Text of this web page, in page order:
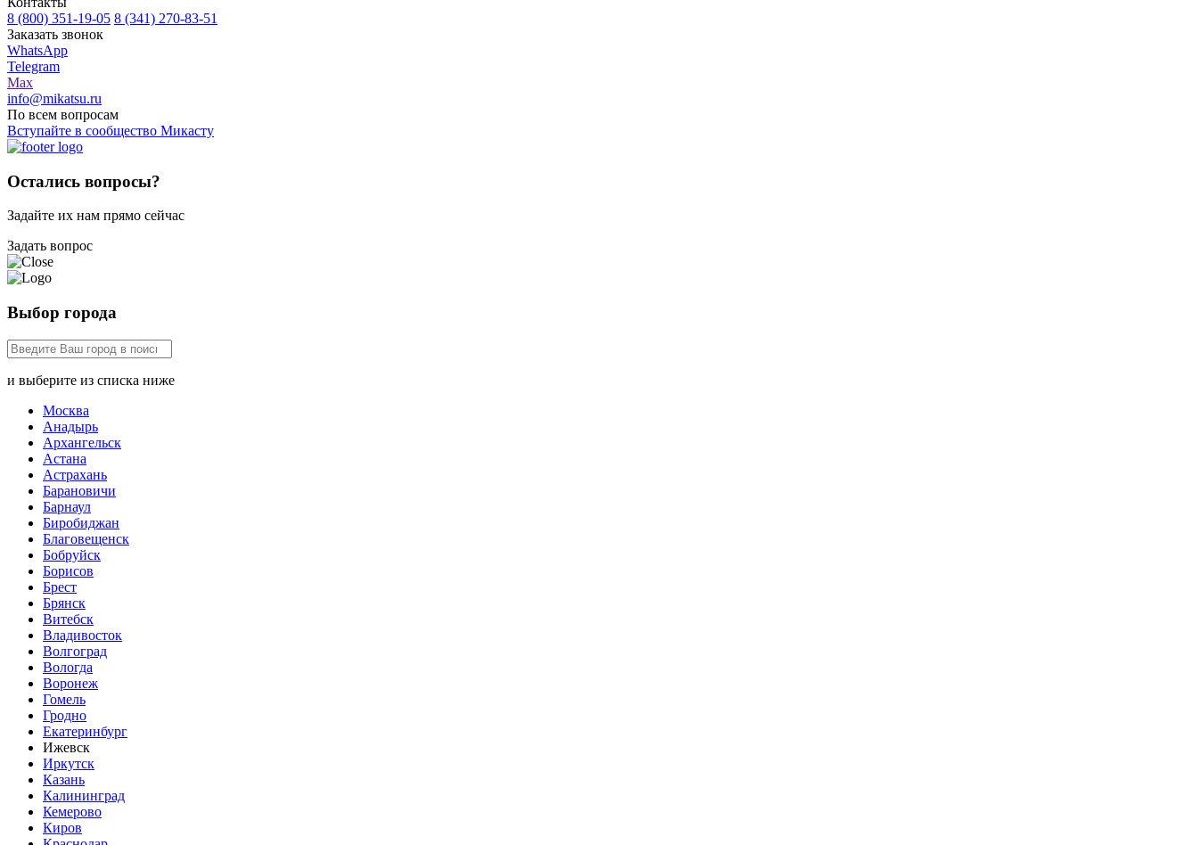
8 (800) 351-19-05 8 (341) 270-83-51
Заказать звонок
WhatsApp
Telegram
Max
info@mikatsu.ru
По всем вопросам
Вступайте в сообщество Микасту
Остались вопросы?
Задайте их нам прямо сейчас
Задать вопрос
Выбор города
и выберите из списка ниже
Москва
Анадырь
Архангельск
Астана
Астрахань
Барановичи
Барнаул
Биробиджан
Благовещенск
Бобруйск
Борисов
Брест
Брянск
Витебск
Владивосток
Волгоград
Вологда
Воронеж
Гомель
Гродно
Екатеринбург
Ижевск
Иркутск
Казань
Калининград
Кемерово
Киров